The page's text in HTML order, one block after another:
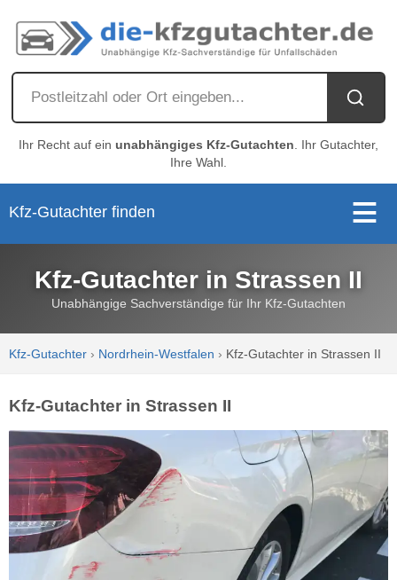
Ihr Recht auf ein unabhängiges Kfz-Gutachten . Ihr Gutachter,
Ihre Wahl.
Kfz-Gutachter finden
Kfz-Gutachter in Strassen II
Unabhängige Sachverständige für Ihr Kfz-Gutachten
Kfz-Gutachter › Nordrhein-Westfalen › Kfz-Gutachter in Strassen II
Kfz-Gutachter in Strassen II